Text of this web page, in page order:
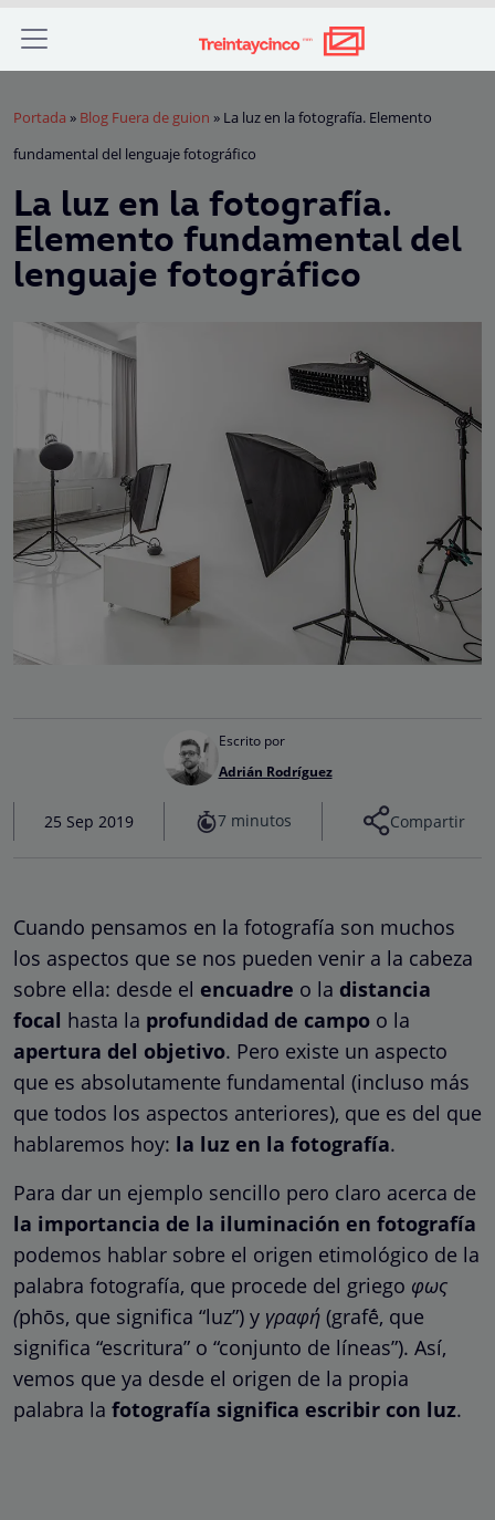
Portada » Blog Fuera de guion » La luz en la fotografía. Elemento
fundamental del lenguaje fotográfico
La luz en la fotografía.
Elemento fundamental del
lenguaje fotográfico
Escrito por
Adrián Rodríguez
25 Sep 2019 7 minutos Compartir
Cuando pensamos en la fotografía son muchos
los aspectos que se nos pueden venir a la cabeza
sobre ella: desde el encuadre o la distancia
focal hasta la profundidad de campo o la
apertura del objetivo. Pero existe un aspecto
que es absolutamente fundamental (incluso más
que todos los aspectos anteriores), que es del que
hablaremos hoy: la luz en la fotografía.
Para dar un ejemplo sencillo pero claro acerca de
la importancia de la iluminación en fotografía
podemos hablar sobre el origen etimológico de la
palabra fotografía, que procede del griego φως
(phōs, que significa “luz”) y γραφή (grafḗ, que
significa “escritura” o “conjunto de líneas”). Así,
vemos que ya desde el origen de la propia
palabra la fotografía significa escribir con luz.